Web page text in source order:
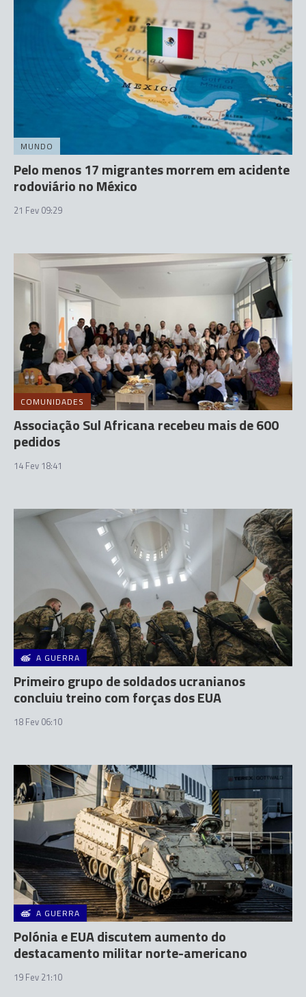
MUNDO
Pelo menos 17 migrantes morrem em acidente
rodoviário no México
21 Fev 09:29
COMUNIDADES
Associação Sul Africana recebeu mais de 600
pedidos
14 Fev 18:41
A GUERRA
Primeiro grupo de soldados ucranianos
concluiu treino com forças dos EUA
18 Fev 06:10
A GUERRA
Polónia e EUA discutem aumento do
destacamento militar norte-americano
19 Fev 21:10